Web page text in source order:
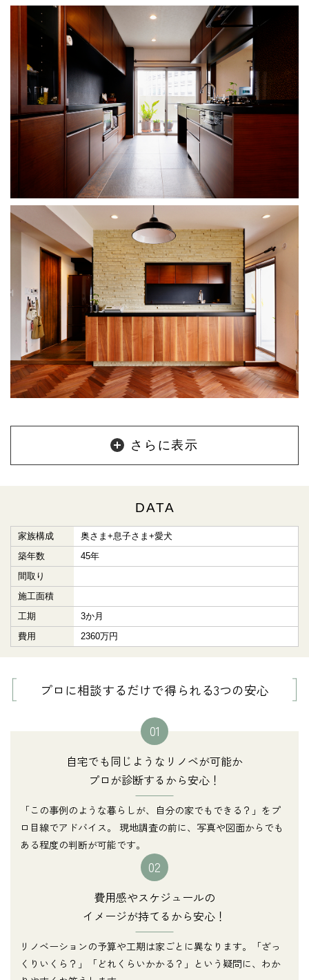
さらに表示
DATA
家族構成
奥さま+息子さま+愛犬
築年数
45年
間取り
施工面積
工期
3か月
費用
2360万円
プロに相談するだけで得られる3つの安心
01
自宅でも同じようなリノベが可能か
プロが診断するから安心！
「この事例のような暮らしが、自分の家でもできる？」をプ
ロ目線でアドバイス。 現地調査の前に、写真や図面からでも
ある程度の判断が可能です。
02
費用感やスケジュールの
イメージが持てるから安心！
リノベーションの予算や工期は家ごとに異なります。「ざっ
くりいくら？」「どれくらいかかる？」という疑問に、わか